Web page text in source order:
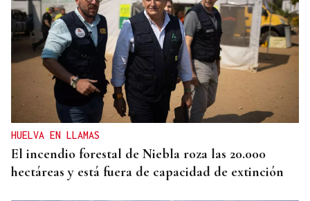
HUELVA EN LLAMAS
El incendio forestal de Niebla roza las 20.000
hectáreas y está fuera de capacidad de extinción